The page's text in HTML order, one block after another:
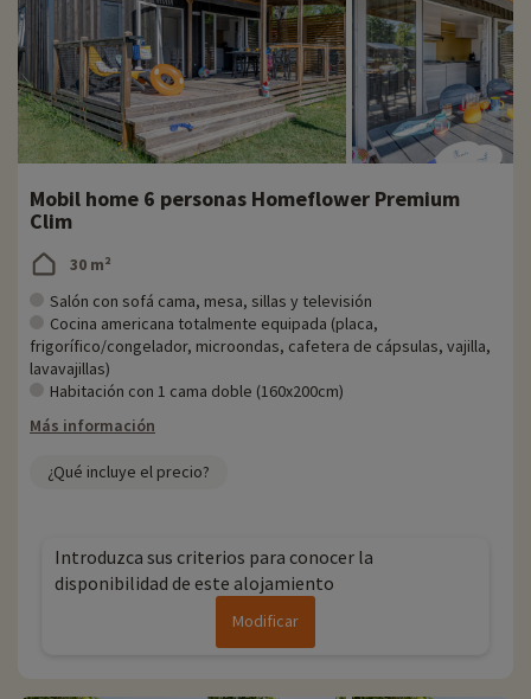
Mobil home 6 personas Homeflower Premium
Clim
30 m²
Salón con sofá cama, mesa, sillas y televisión
Cocina americana totalmente equipada (placa,
frigorífico/congelador, microondas, cafetera de cápsulas, vajilla,
lavavajillas)
Habitación con 1 cama doble (160x200cm)
Más información
¿Qué incluye el precio?
Introduzca sus criterios para conocer la
disponibilidad de este alojamiento
Modificar